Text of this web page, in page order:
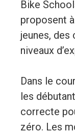
Bike
proposent
jeunes,
niveaux
Dans le
les
correcte
zéro. Les